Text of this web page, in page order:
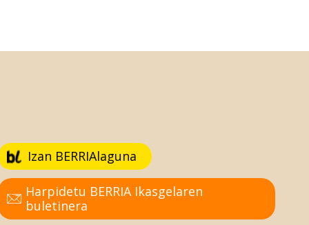
Izan BERRIAlaguna
Harpidetu BERRIA Ikasgelaren
buletinera